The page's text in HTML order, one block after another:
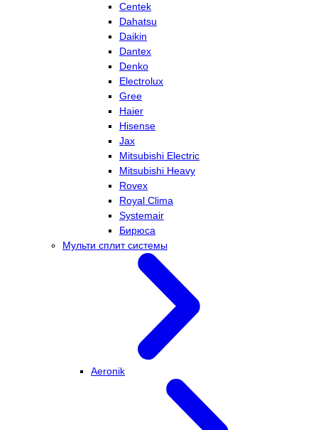
Centek
Dahatsu
Daikin
Dantex
Denko
Electrolux
Gree
Haier
Hisense
Jax
Mitsubishi Electric
Mitsubishi Heavy
Rovex
Royal Clima
Systemair
Бирюса
Мульти сплит системы
Aeronik